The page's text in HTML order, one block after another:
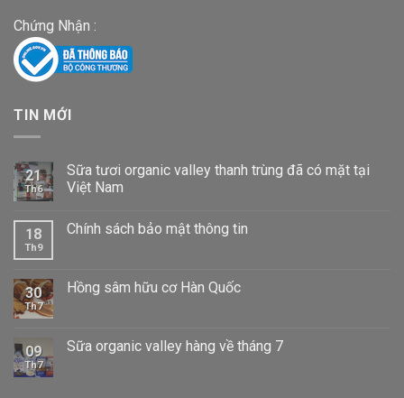
Chứng Nhận :
TIN MỚI
21
Th6
Sữa tươi organic valley thanh trùng đã có mặt tại
Việt Nam
18
Th9
Chính sách bảo mật thông tin
30
Th7
Hồng sâm hữu cơ Hàn Quốc
09
Th7
Sữa organic valley hàng về tháng 7